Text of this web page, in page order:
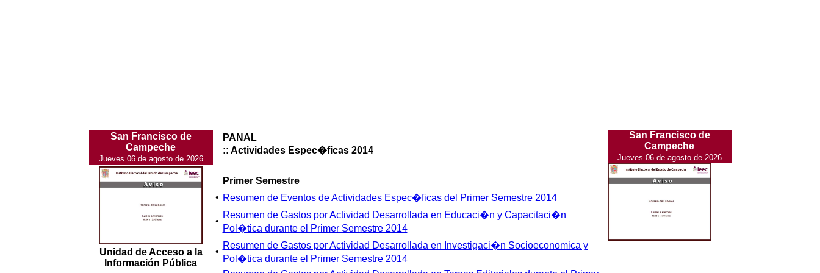
San Francisco de
Campeche
Jueves 06 de agosto de 2026
Unidad de Acceso a la
Información Pública
PANAL
:: Actividades Espec�ficas 2014
Primer Semestre
• Resumen de Eventos de Actividades Espec�ficas del Primer Semestre 2014
•
Resumen de Gastos por Actividad Desarrollada en Educaci�n y Capacitaci�n
Pol�tica durante el Primer Semestre 2014
•
Resumen de Gastos por Actividad Desarrollada en Investigaci�n Socioeconomica y
Pol�tica durante el Primer Semestre 2014
San Francisco de
Campeche
Jueves 06 de agosto de 2026